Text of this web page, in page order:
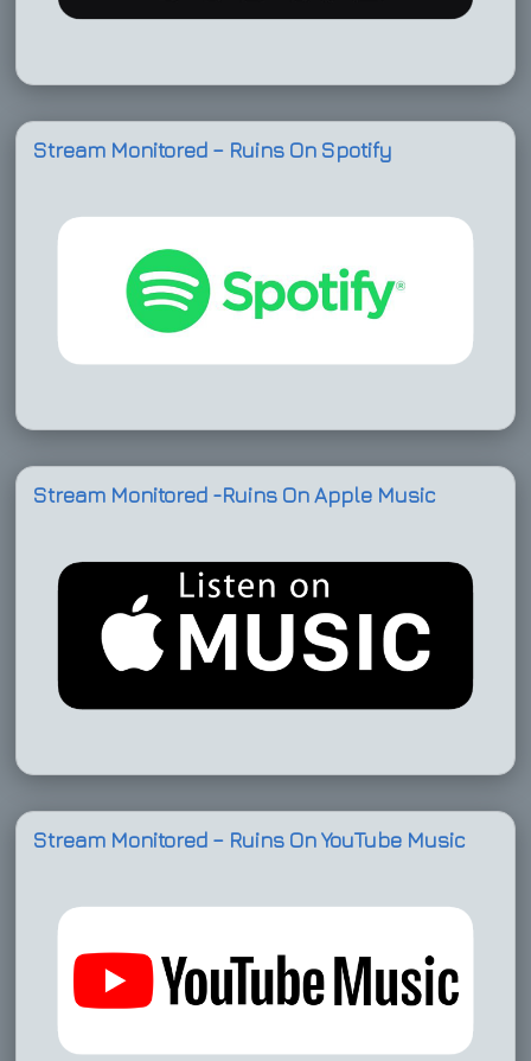
Stream Monitored – Ruins On Spotify
Stream Monitored -Ruins On Apple Music
Stream Monitored – Ruins On YouTube Music